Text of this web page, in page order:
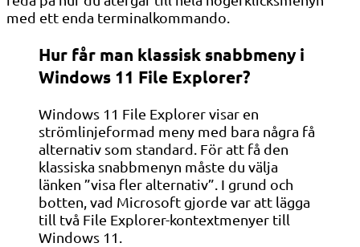
med ett enda terminalkommando.
Hur får man klassisk snabbmeny i
Windows 11 File Explorer?
Windows 11 File Explorer visar en
strömlinjeformad meny med bara några få
alternativ som standard. För att få den
klassiska snabbmenyn måste du välja
länken ”visa fler alternativ”. I grund och
botten, vad Microsoft gjorde var att lägga
till två File Explorer-kontextmenyer till
Windows 11.